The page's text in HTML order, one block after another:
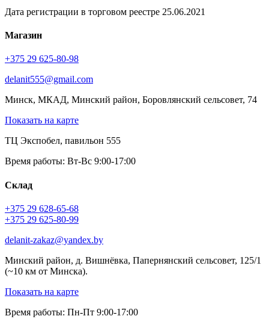
Дата регистрации в торговом реестре 25.06.2021
Магазин
+375 29 625-80-98
delanit555@gmail.com
Минск, МКАД, Минский район, Боровлянский сельсовет, 74
Показать на карте
ТЦ Экспобел, павильон 555
Время работы: Вт-Вс 9:00-17:00
Склад
+375 29 628-65-68
+375 29 625-80-99
delanit-zakaz@yandex.by
Минский район, д. Вишнёвка, Папернянский сельсовет, 125/1
(~10 км от Минска).
Показать на карте
Время работы: Пн-Пт 9:00-17:00